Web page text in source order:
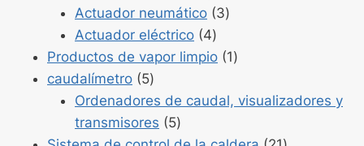
6
Actuador neumático 3Productos
Actuador eléctrico 4Productos
4
Productos de vapor limpio 1Producto
caudalímetro 5Productos
5
Ordenadores de caudal, visualizadores y
transmisores
5Productos